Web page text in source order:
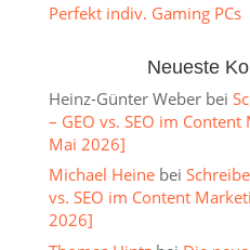
Perfekt indiv. Gaming PCs
Neueste
Heinz-Günter Weberbei
– GEO vs. SEO im
Mai 2026]
Michael Heinebei
vs. SEO im Content
2026]